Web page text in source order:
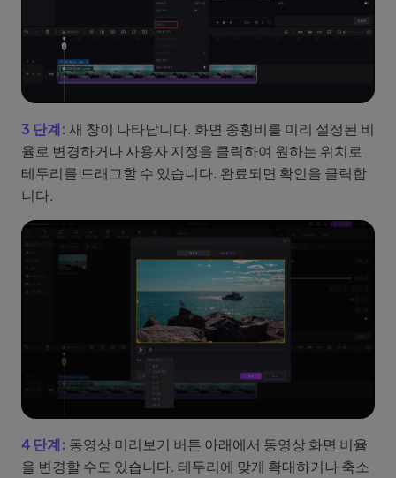
3 단계: 새 창이 나타납니다. 화면 종횡비를 미리 설정된 비
율로 변경하거나 사용자 지정을 클릭하여 원하는 위치로
테두리를 드래그할 수 있습니다. 완료되면 확인을 클릭합
니다.
4 단계: 동영상 미리보기 버튼 아래에서 동영상 화면 비율
을 변경할 수도 있습니다. 테두리에 맞게 확대하거나 축소